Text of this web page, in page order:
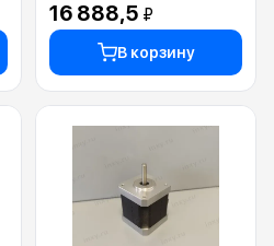
16 888,5 ₽
В корзину